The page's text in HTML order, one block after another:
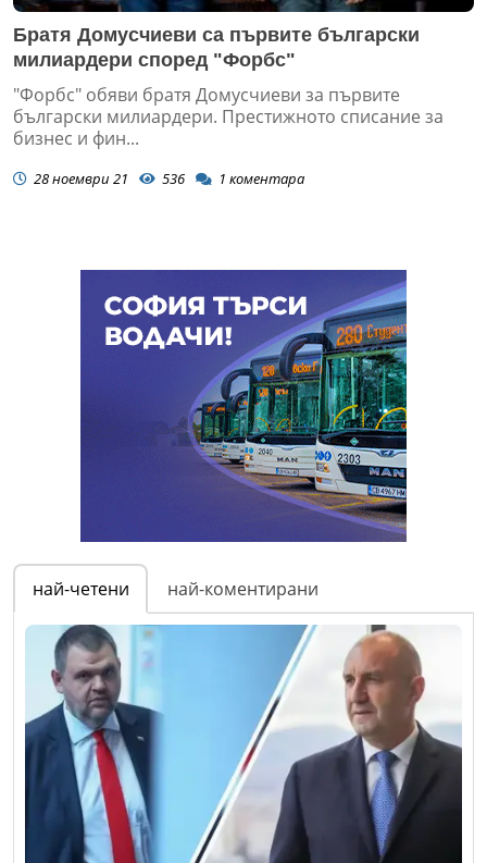
Братя Домусчиеви са първите български
милиардери според "Форбс"
"Форбс" обяви братя Домусчиеви за първите
български милиардери. Престижното списание за
бизнес и фин...
28 ноември 21 536 1 коментара
най-четени най-коментирани